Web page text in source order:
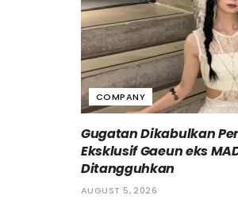
COMPANY
Gugatan Dikabulkan
Eksklusif Gaeun eks
Ditangguhkan
AUGUST 5, 2026